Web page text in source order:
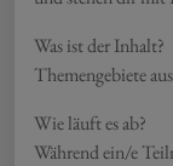
Was ist der Inhalt?
Themengebiete
Wie läuft es ab?
Während ein/e